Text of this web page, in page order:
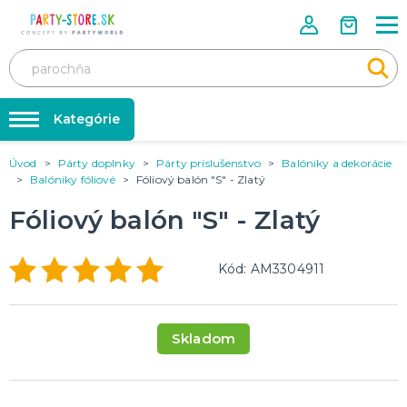
Rozlúčka so slobodou ❤️
Karnevalové doplnky
Balóniky a hélium
Párty doplnky
Kategórie
KARNEVALOVÉ KOSTÝMY
Kostýmy pre deti
DOPLNKY A MAKE-UP
Doplnky
Make-up, dekorácie na kožu, tetovanie, umelé riasy
TRIČKÁ S POTLAČOU
Úvod Párty doplnky Párty príslušenstvo
Balóniky a dekorácie
Balóniky fóliové
Fóliový balón "S" - Zlatý
Fóliový balón "S" - Zlatý
Kód: AM3304911
Skladom